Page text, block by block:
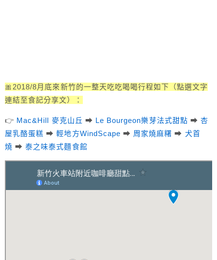
🎀2018/8月底來新竹的一整天吃吃喝喝行程如下（點選文字
連結至食記分享文）：
👉 Mac&Hill 麥克山丘 ➡ Le Bourgeon樂芽法式甜點 ➡ 杏
屋乳酪蛋糕 ➡輕地方WindScape ➡ 周家燒麻糬 ➡ 犬首
燒➡泰之味泰式麵食館